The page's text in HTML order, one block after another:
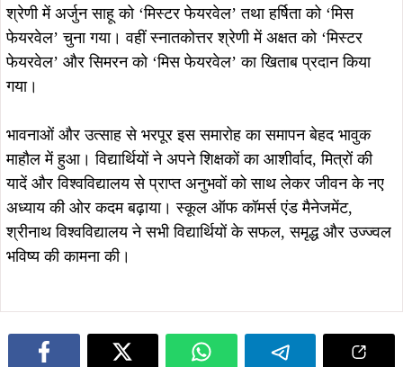
श्रेणी में अर्जुन साहू को ‘मिस्टर फेयरवेल’ तथा हर्षिता को ‘मिस
फेयरवेल’ चुना गया। वहीं स्नातकोत्तर श्रेणी में अक्षत को ‘मिस्टर
फेयरवेल’ और सिमरन को ‘मिस फेयरवेल’ का खिताब प्रदान किया
गया।
भावनाओं और उत्साह से भरपूर इस समारोह का समापन बेहद भावुक
माहौल में हुआ। विद्यार्थियों ने अपने शिक्षकों का आशीर्वाद, मित्रों की
यादें और विश्वविद्यालय से प्राप्त अनुभवों को साथ लेकर जीवन के नए
अध्याय की ओर कदम बढ़ाया। स्कूल ऑफ कॉमर्स एंड मैनेजमेंट,
श्रीनाथ विश्वविद्यालय ने सभी विद्यार्थियों के सफल, समृद्ध और उज्ज्वल
भविष्य की कामना की।